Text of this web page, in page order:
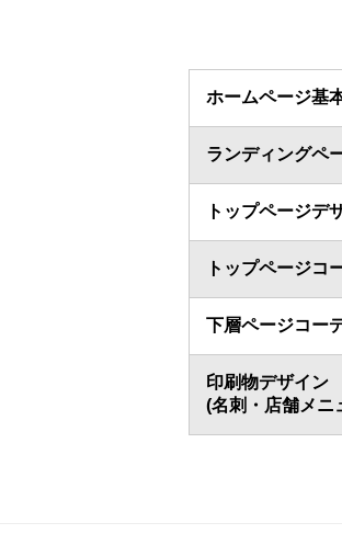
ホームページ基
ランディングペ
トップページデ
トップページコ
下層ページコー
印刷物デザイン
(名刺・店舗メニ